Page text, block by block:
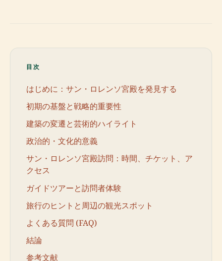
目次
はじめに：サン・ロレンソ宮殿を発見する
初期の基盤と戦略的重要性
建築の変遷と芸術的ハイライト
政治的・文化的意義
サン・ロレンソ宮殿訪問：時間、チケット、ア
クセス
ガイドツアーと訪問者体験
旅行のヒントと周辺の観光スポット
よくある質問 (FAQ)
結論
参考文献